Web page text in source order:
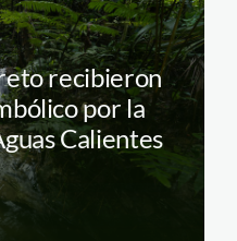
recibieron
por la
Calientes